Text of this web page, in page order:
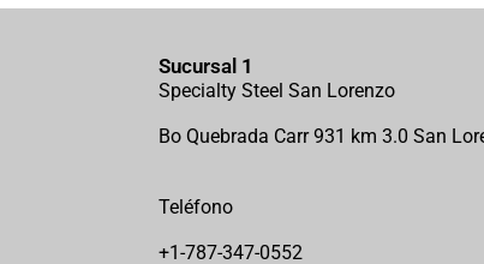
Sucursal 1
Specialty Steel San Lorenzo
Bo Quebrada Carr 931 km 3.0 San
Teléfono
+1-787-347-0552